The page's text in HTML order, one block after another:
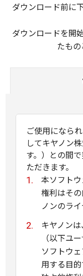
ダウンロード前に
ダウンロードを開
たもの
ご使用になら
してキヤノン
す。）との間
ただきます。
本ソフト
権利はそ
ノンのラ
キヤノン
（以下ユ
ソフトウ
用する目